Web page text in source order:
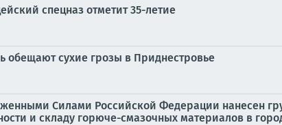
спецназ отметит 35-летие
обещают сухие грозы в Приднестровье
Силами Российской Федерации нанесен
и складу горюче-смазочных материалов в